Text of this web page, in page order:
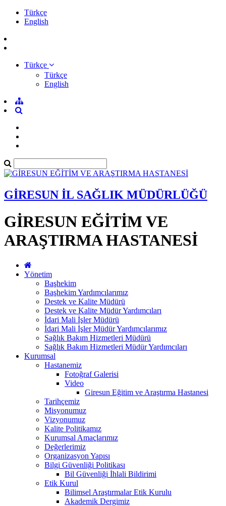
Türkçe
English
Türkçe
Türkçe
English
GİRESUN İL SAĞLIK MÜDÜRLÜĞÜ
GİRESUN EĞİTİM VE
ARAŞTIRMA HASTANESİ
Yönetim
Başhekim
Başhekim Yardımcılarımız
Destek ve Kalite Müdürü
Destek ve Kalite Müdür Yardımcıları
İdari Mali İşler Müdürü
İdari Mali İşler Müdür Yardımcılarımız
Sağlık Bakım Hizmetleri Müdürü
Sağlık Bakım Hizmetleri Müdür Yardımcıları
Kurumsal
Hastanemiz
Fotoğraf Galerisi
Video
Giresun Eğitim ve Araştırma Hastanesi
Tarihçemiz
Misyonumuz
Vizyonumuz
Kalite Politikamız
Kurumsal Amaçlarımız
Değerlerimiz
Organizasyon Yapısı
Bilgi Güvenliği Politikası
Bil Güvenliği İhlali Bildirimi
Etik Kurul
Bilimsel Araştırmalar Etik Kurulu
Akademik Dergimiz